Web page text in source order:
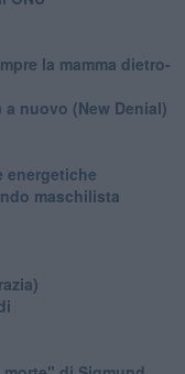
la mamma dietro-
nuovo (New Denial)
energetiche
maschilista